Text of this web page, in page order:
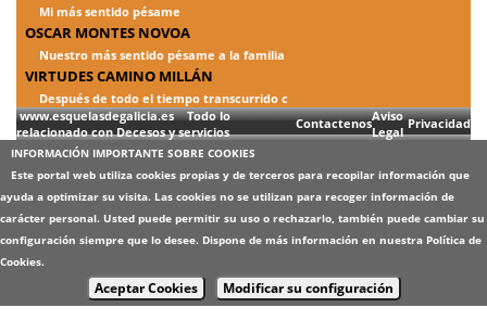
Mi más sentido pésame
OSCAR MONTES NOVOA
Nuestro más sentido pésame a la familia
VIRTUDES CAMINO MILLÁN
Después de todo el tiempo transcurrido c
www.esquelasdegalicia.es Todo lo
relacionado con Decesos y servicios
ContactenosAviso
Legal
Privacidad
INFORMACIÓN IMPORTANTE SOBRE COOKIES
Este portal web utiliza cookies propias y de terceros para recopilar información que
ayuda a optimizar su visita. Las cookies no se utilizan para recoger información de
carácter personal. Usted puede permitir su uso o rechazarlo, también puede cambiar su
configuración siempre que lo desee. Dispone de más información en nuestra Política de
Cookies.